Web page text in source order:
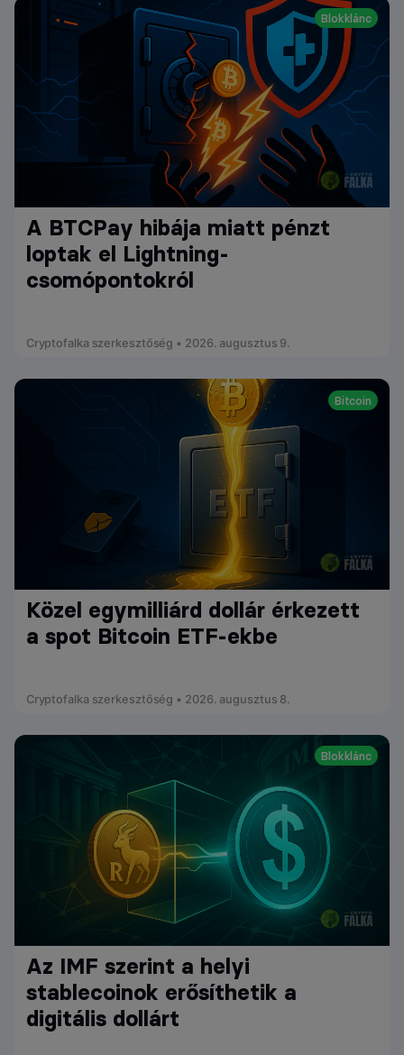
Blokklánc
A BTCPay hibája miatt pénzt
loptak el Lightning-
csomópontokról
Cryptofalka szerkesztőség • 2026. augusztus 9.
Bitcoin
Közel egymilliárd dollár érkezett
a spot Bitcoin ETF-ekbe
Cryptofalka szerkesztőség • 2026. augusztus 8.
Blokklánc
Az IMF szerint a helyi
stablecoinok erősíthetik a
digitális dollárt